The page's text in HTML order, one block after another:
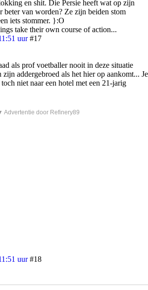
en shit. Die Persie heeft wat op zijn
beter van worden? Ze zijn beiden stom
iets stommer. }:O
take their own course of action...
uur #17
als prof voetballer nooit in deze situatie
addergebroed als het hier op aankomt... Je
niet naar een hotel met een 21-jarig
Advertentie door Refinery89
uur #18